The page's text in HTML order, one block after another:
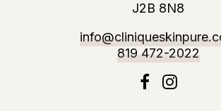
J2B 8N8
819 472-2022